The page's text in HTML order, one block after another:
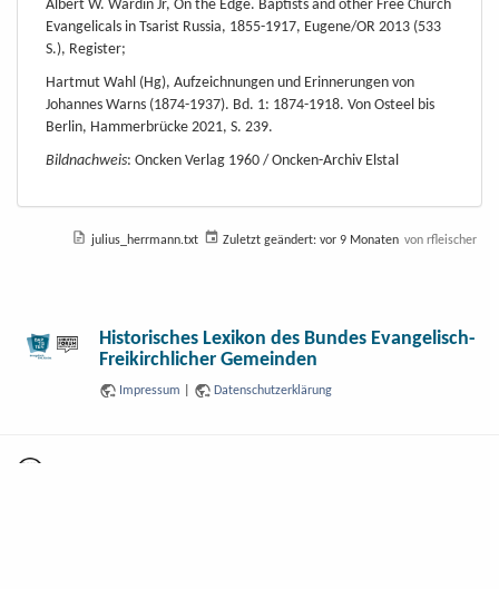
Albert W. Wardin Jr, On the Edge. Baptists and other Free Church
Evangelicals in Tsarist Russia, 1855-1917, Eugene/OR 2013 (533
S.), Register;
Hartmut Wahl (Hg), Aufzeichnungen und Erinnerungen von
Johannes Warns (1874-1937). Bd. 1: 1874-1918. Von Osteel bis
Berlin, Hammerbrücke 2021, S. 239.
Bildnachweis: Oncken Verlag 1960 / Oncken-Archiv Elstal
julius_herrmann.txt Zuletzt geändert: vor 9 Monaten von rfleischer
Historisches Lexikon des Bundes Evangelisch-
Freikirchlicher Gemeinden
Impressum Datenschutzerklärung